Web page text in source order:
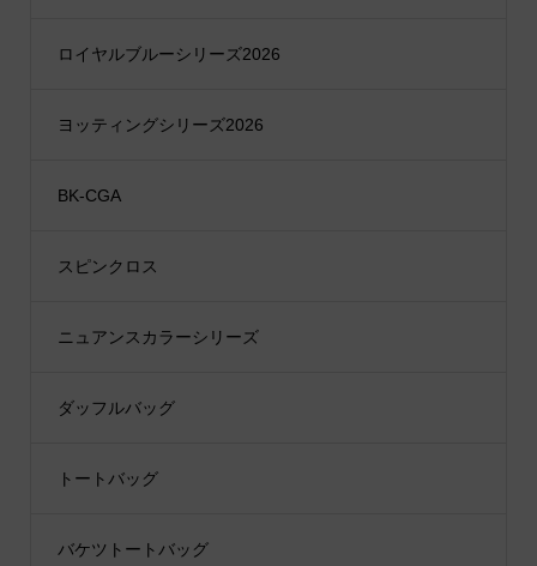
ロイヤルブルーシリーズ2026
ヨッティングシリーズ2026
BK-CGA
スピンクロス
ニュアンスカラーシリーズ
ダッフルバッグ
トートバッグ
バケツトートバッグ